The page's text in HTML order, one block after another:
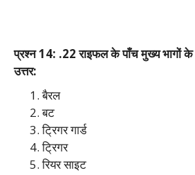
प्रश्न 14: .22 राइफल के पाँच मुख्य भागों के
उत्तर:
बैरल
बट
ट्रिगर गार्ड
ट्रिगर
रियर साइट